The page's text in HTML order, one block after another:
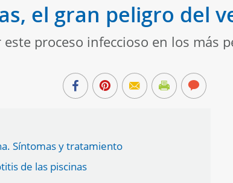
el gran peligro del
proceso infeccioso en los más
Síntomas y tratamiento
de las piscinas